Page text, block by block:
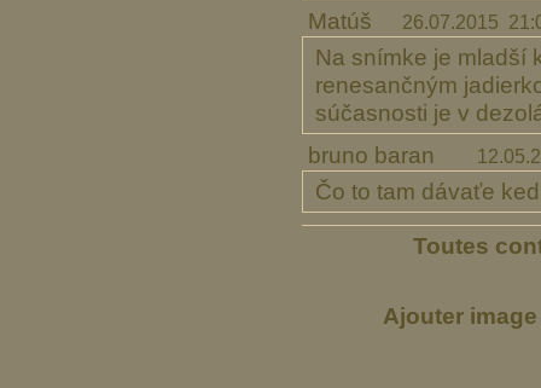
Matúš
26.07.2015
Na snímke je mladší
renesančným
súčasnosti je v
bruno baran
Čo to tam dávaťe
Toutes
Ajouter image